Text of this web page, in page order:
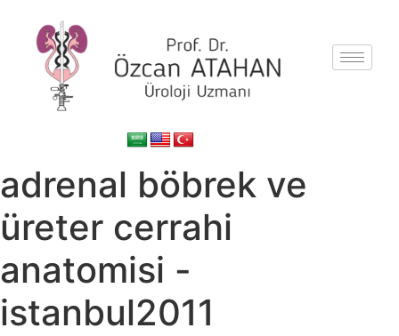
adrenal böbrek ve
üreter cerrahi
anatomisi -
istanbul2011